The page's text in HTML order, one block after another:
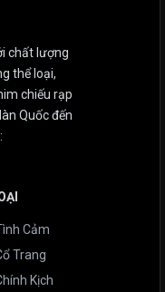
chất lượng
thể loại,
chiếu rạp
Quốc đến
Cảm
Trang
Kịch